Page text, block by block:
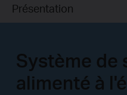
Présentation
Système de
alimenté à